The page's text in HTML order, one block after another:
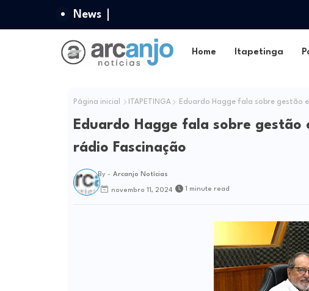
News
Home Itapetinga
Página inicial ITAPETINGA Eduardo Hagge fala sobre gestão
Eduardo Hagge fala sobre
rádio Fascinação
By - Arcanjo Notícias
novembro 11, 2024 1 minute read